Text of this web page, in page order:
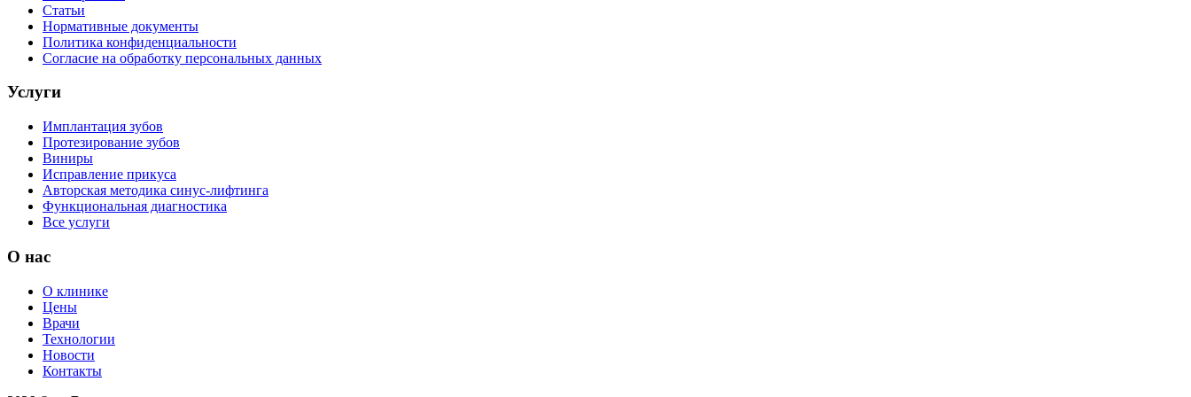
Статьи
Нормативные документы
Политика конфиденциальности
Согласие на обработку персональных данных
Услуги
Имплантация зубов
Протезирование зубов
Виниры
Исправление прикуса
Авторская методика синус-лифтинга
Функциональная диагностика
Все услуги
О нас
О клинике
Цены
Врачи
Технологии
Новости
Контакты